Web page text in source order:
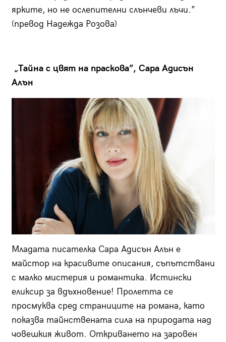
ярките, но не ослепителни слънчеви лъчи.”
(превод Надежда Розова)
„Тайна с цвят на праскова”, Сара Адисън
Алън
Младата писателка Сара Адисън Алън е
майстор на красивите описания, съпътствани
с малко мистерия и романтика. Истински
еликсир за вдъхновение! Пролетта се
просмуква сред страниците на романа, като
показва тайнствената сила на природата над
човешкия живот. Откриването на заровен